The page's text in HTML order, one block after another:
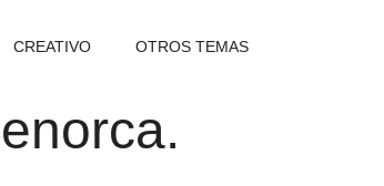
CREATIVO OTROS TEMAS